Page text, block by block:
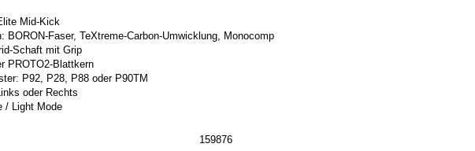
Mid-Kick
BORON-Faser, TeXtreme-Carbon-Umwicklung, Monocomp
Schaft mit Grip
PROTO2-Blattkern
P92, P28, P88 oder P90TM
oder Rechts
/ Light Mode
159876